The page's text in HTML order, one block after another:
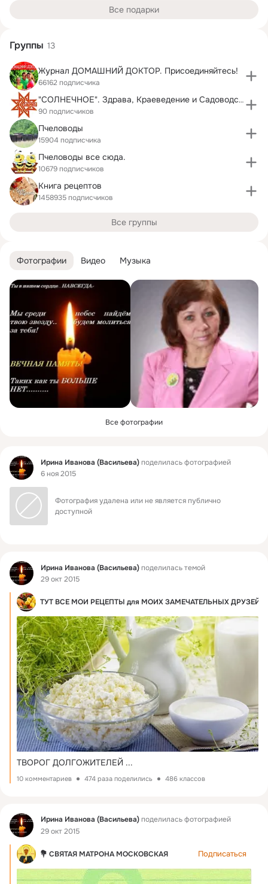
Фотографии Видео Музыка
Все фотографии
Фид Ирина Иванова (Васильева)поделилась фотографией
6 ноя 2015
Фотография удалена или не является публично
доступной
Фид Ирина Иванова (Васильева)поделилась темой
29 окт 2015
ТУТ ВСЕ МОИ РЕЦЕПТЫ для МОИХ ЗАМЕЧАТЕЛЬНЫХ ДРУЗЕЙ
ТВОРОГ ДОЛГОЖИТЕЛЕЙ ...
10 комментариев 474 раза поделились 486 классов
Фид Ирина Иванова (Васильева)поделилась фотографией
29 окт 2015
💐 СВЯТАЯ МАТРОНА МОСКОВСКАЯ Подписаться
Все подарки
Группы 13
Журнал ДОМАШНИЙ ДОКТОР. Присоединяйтесь!
66162 подписчика
"СОЛНЕЧНОЕ". Здрава, Краеведение и Садоводство.
90 подписчиков
Пчеловоды
15904 подписчика
Пчеловоды все сюда.
10679 подписчиков
Книга рецептов
1458935 подписчиков
Все группы